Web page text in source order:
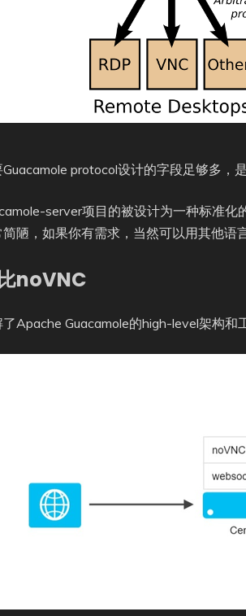
Guacamole protocol设计的字段足够多
server项目的被设计为一种标准化
简陋，如果你有需求，当然可以用其他语
noVNC
了Apache Guacamole的high-level架构